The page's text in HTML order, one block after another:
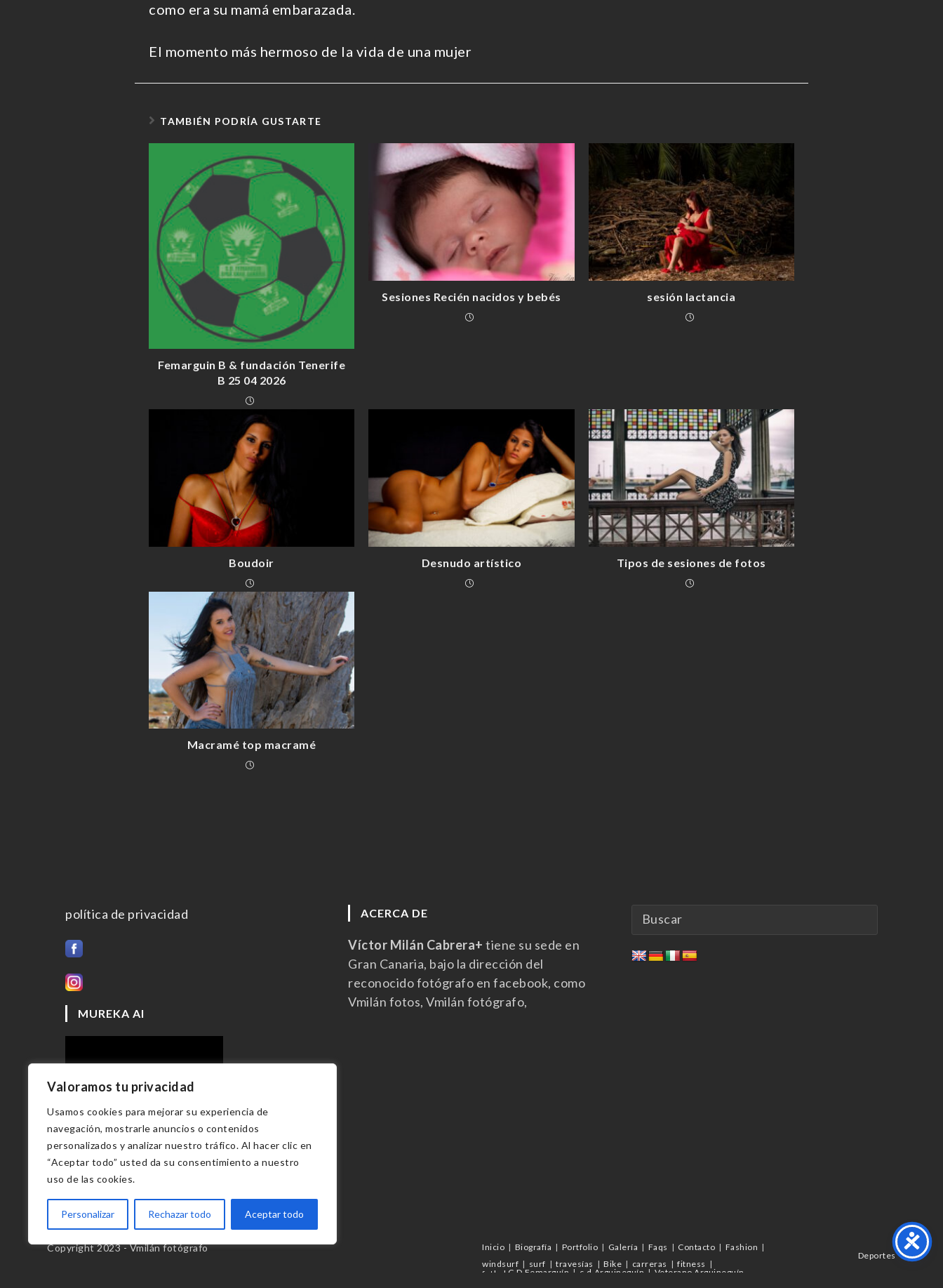
Valoramos tu privacidad
Usamos cookies para mejorar su experiencia de
navegación, mostrarle anuncios o contenidos
personalizados y analizar nuestro tráfico. Al hacer clic en
“Aceptar todo” usted da su consentimiento a nuestro
uso de las cookies.
Personalizar Rechazar todo Aceptar todo
como era su mamá embarazada.
El momento más hermoso de la vida de una mujer
TAMBIÉN PODRÍA GUSTARTE
Femarguin B & fundación Tenerife
B 25 04 2026
Sesiones Recién nacidos y bebés sesión lactancia
Boudoir Desnudo artístico Tipos de sesiones de fotos
Macramé top macramé
política de privacidad
MUREKA AI
ACERCA DE
Víctor Milán Cabrera+ tiene su sede en
Gran Canaria, bajo la dirección del
reconocido fotógrafo en facebook, como
Vmilán fotos, Vmilán fotógrafo,
Inicio Biografía Portfolio Galería Faqs Contacto
Fashion
Deportes
windsurf
surf travesías Bike carreras
fitness
futbol C.D.Femarguín c.d.Arguineguín
Veterano Arguineguín
Copyright 2023 - Vmilán fotógrafo